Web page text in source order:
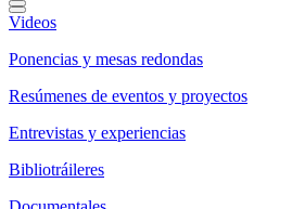
Videos
Ponencias y mesas redondas
Resúmenes de eventos y proyectos
Entrevistas y experiencias
Bibliotráileres